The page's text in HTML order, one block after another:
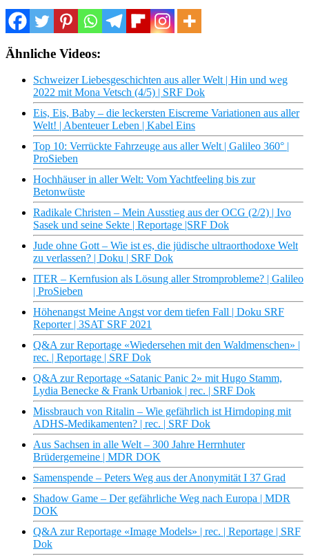
Ähnliche Videos:
Schweizer Liebesgeschichten aus aller Welt | Hin und weg
2022 mit Mona Vetsch (4/5) | SRF Dok
Eis, Eis, Baby – die leckersten Eiscreme Variationen aus aller
Welt! | Abenteuer Leben | Kabel Eins
Top 10: Verrückte Fahrzeuge aus aller Welt | Galileo 360° |
ProSieben
Hochhäuser in aller Welt: Vom Yachtfeeling bis zur
Betonwüste
Radikale Christen – Mein Ausstieg aus der OCG (2/2) | Ivo
Sasek und seine Sekte | Reportage |SRF Dok
Jude ohne Gott – Wie ist es, die jüdische ultraorthodoxe Welt
zu verlassen? | Doku | SRF Dok
ITER – Kernfusion als Lösung aller Stromprobleme? | Galileo
| ProSieben
Höhenangst Meine Angst vor dem tiefen Fall | Doku SRF
Reporter | 3SAT SRF 2021
Q&A zur Reportage «Wiedersehen mit den Waldmenschen» |
rec. | Reportage | SRF Dok
Q&A zur Reportage «Satanic Panic 2» mit Hugo Stamm,
Lydia Benecke & Frank Urbaniok | rec. | SRF Dok
Missbrauch von Ritalin – Wie gefährlich ist Hirndoping mit
ADHS-Medikamenten? | rec. | SRF Dok
Aus Sachsen in alle Welt – 300 Jahre Herrnhuter
Brüdergemeine | MDR DOK
Samenspende – Peters Weg aus der Anonymität I 37 Grad
Shadow Game – Der gefährliche Weg nach Europa | MDR
DOK
Q&A zur Reportage «Image Models» | rec. | Reportage | SRF
Dok